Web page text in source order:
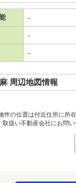
-
-
-
周辺地図情報
の位置は付近住所に所
扱い不動産会社にお問い